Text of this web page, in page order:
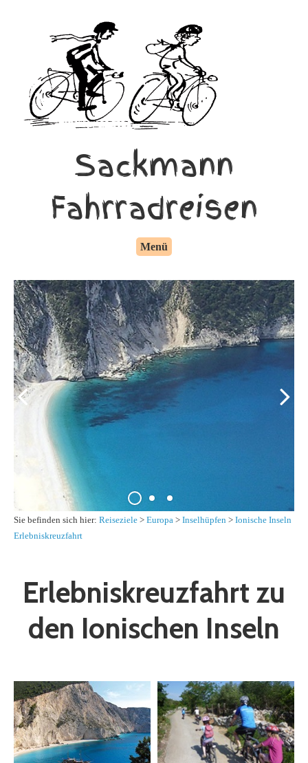
Sackmann
Fahrradreisen
Menü
Sie befinden sich hier: Reiseziele > Europa > Inselhüpfen > Ionische Inseln
Erlebniskreuzfahrt
Erlebniskreuzfahrt zu
den Ionischen Inseln